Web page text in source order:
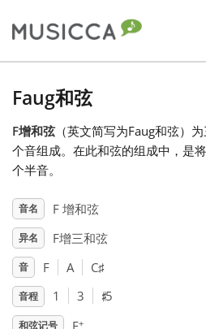
Български
Deutsch
English
Faug和弦
F增和弦 （英文简写为Faug和弦）
个音组成。在此和弦的组成中，是
个半音。
音名 F 增和弦
异名 F增三和弦
音 F A C♯
音程 1 3 ♯5
和弦记号 +